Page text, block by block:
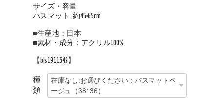
サイズ・容量
バスマット…約45×65cm
■生産地：日本
■素材・成分：アクリル100%
【bls1911349】
種
類